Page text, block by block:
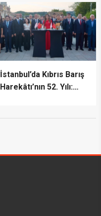
İstanbul’da Kıbrıs Barış
Harekâtı’nın 52. Yılı: